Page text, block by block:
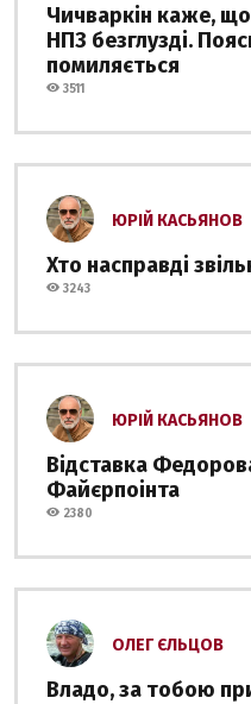
Чичваркін каже,
НПЗ безглузді.
помиляється
3511
ЮРІЙ КАСЬЯНОВ
Хто насправді
3243
ЮРІЙ КАСЬЯНОВ
Відставка
Файєрпоінта
2380
ОЛЕГ ЄЛЬЦОВ
Владо, за тобою